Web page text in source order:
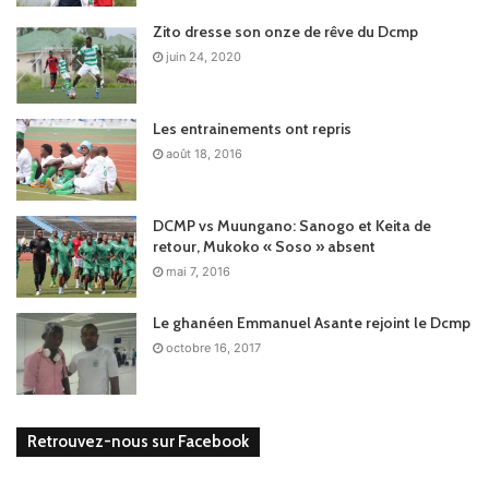
Zito dresse son onze de rêve du Dcmp
juin 24, 2020
Les entrainements ont repris
août 18, 2016
DCMP vs Muungano: Sanogo et Keita de
retour, Mukoko « Soso » absent
mai 7, 2016
Le ghanéen Emmanuel Asante rejoint le Dcmp
octobre 16, 2017
Retrouvez-nous sur Facebook